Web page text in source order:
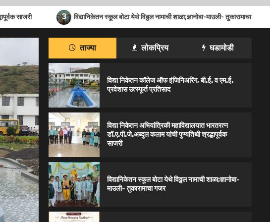
3 विद्यानिकेतन स्कूल बोटा येथे विठ्ठल नामाची शाळा;ज्ञानोबा-माउली- तुकारामाचा गजर
ताज्या लोकप्रिय घडामोडी
विद्या निकेतन कॉलेज ऑफ इंजिनिअरिंग, बी.ई. व एम.ई.
प्रवेशास उत्स्फूर्त प्रतिसाद
विद्या निकेतन अभियांत्रिकी महाविद्यालयात भारतरत्न
डॉ.ए.पी.जे.अब्दुल कलाम यांची पुण्यतिथी श्रद्धापूर्वक
साजरी
विद्यानिकेतन स्कूल बोटा येथे विठ्ठल नामाची शाळा;ज्ञानोबा-
माउली- तुकारामाचा गजर